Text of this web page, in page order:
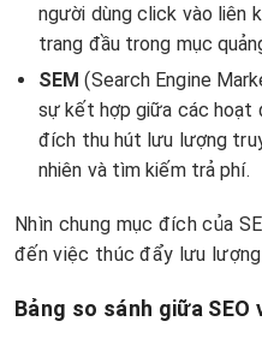
người dùng click vào liên
trang đầu trong mục
SEM (Search Engine
sự kết hợp giữa các hoạt
đích thu hút lưu lượng
nhiên và tìm kiếm trả phí.
Nhìn chung mục đích của
đến việc thúc đẩy lưu
Bảng so sánh giữa SEO